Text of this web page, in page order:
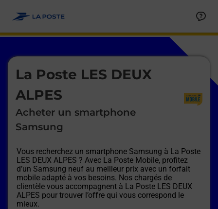
La Poste LES DEUX
ALPES
Acheter un smartphone
Samsung
Vous recherchez un smartphone Samsung à La Poste
LES DEUX ALPES ? Avec La Poste Mobile, profitez
d’un Samsung neuf au meilleur prix avec un forfait
mobile adapté à vos besoins. Nos chargés de
clientèle vous accompagnent à La Poste LES DEUX
ALPES pour trouver l’offre qui vous correspond le
mieux.
Le lien s'ouvre dans un nouvel onglet